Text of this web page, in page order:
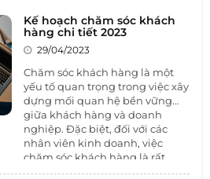
Kế hoạch chăm sóc khách
hàng chi tiết 2023
29/04/2023
Chăm sóc khách hàng là một
yếu tố quan trọng trong việc xây
dựng mối quan hệ bền vững
giữa khách hàng và doanh
nghiệp. Đặc biệt, đối với các
nhân viên kinh doanh, việc
chăm sóc khách hàng là rất
quan trọng để duy trì và phát